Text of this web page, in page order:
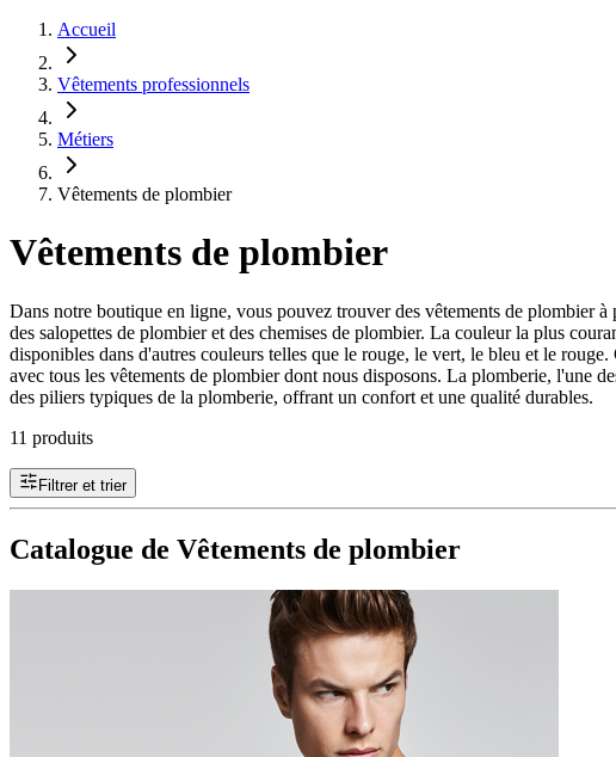
Accueil
Vêtements professionnels
Métiers
Vêtements de plombier
Vêtements de plombier
Dans notre boutique en ligne, vous pouvez trouver des vêtements de plombier
des salopettes de plombier et des chemises de plombier. La couleur la plus
disponibles dans d'autres couleurs telles que le rouge, le vert, le bleu et le
avec tous les vêtements de plombier dont nous disposons. La plomberie, l'une
des piliers typiques de la plomberie, offrant un confort et une qualité durables.
11 produits
Filtrer et trier
Catalogue de Vêtements de plombier